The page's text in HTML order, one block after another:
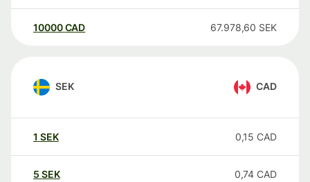
10000 CAD 67.978,60 SEK
SEK CAD
1 SEK 0,15 CAD
5 SEK 0,74 CAD